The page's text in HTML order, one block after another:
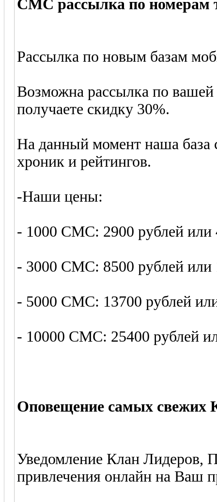
СМС рассылка по номерам
Рассылка по новым базам
Возможна рассылка по
получаете скидку 30%.
На данный момент наша база
хроник и рейтингов.
-Наши цены:
- 1000 СМС: 2900 рублей или
- 3000 СМС: 8500 рублей или
- 5000 СМС: 13700 рублей
- 10000 СМС: 25400 рублей
Оповещение самых свежих
Уведомление Клан Лидеров,
привлечения онлайн на Ваш